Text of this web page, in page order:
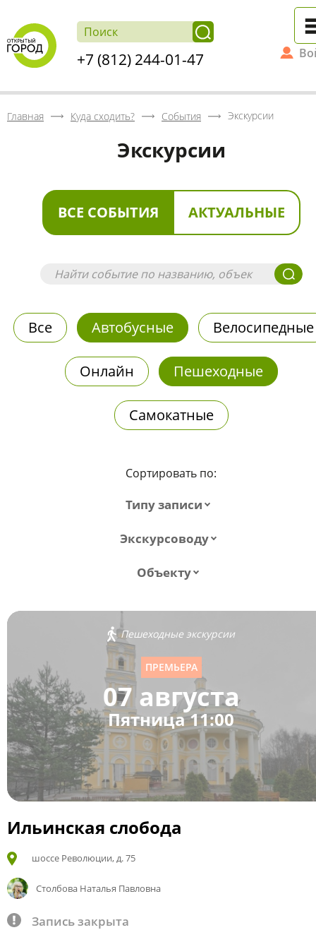
+7 (812) 244-01-47
Главная Куда сходить? События Экскурсии
Экскурсии
ВСЕ СОБЫТИЯ АКТУАЛЬНЫЕ
Все Автобусные Велосипедные
Онлайн Пешеходные
Самокатные
Сортировать по:
Типу записи
Экскурсоводу
Объекту
Пешеходные экскурсии
ПРЕМЬЕРА
07 августа
Пятница 11:00
Ильинская слобода
шоссе Революции, д. 75
Столбова Наталья Павловна
Запись закрыта